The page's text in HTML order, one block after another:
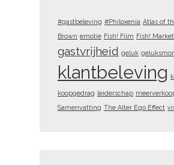
#gastbeleving #Philoxenia Atlas of
Brown emotie Fish! Film Fish! Market
gastvrijheid geluk
klantbeleving
koopgedrag leiderschap
Samenvatting The Alter Ego Effect